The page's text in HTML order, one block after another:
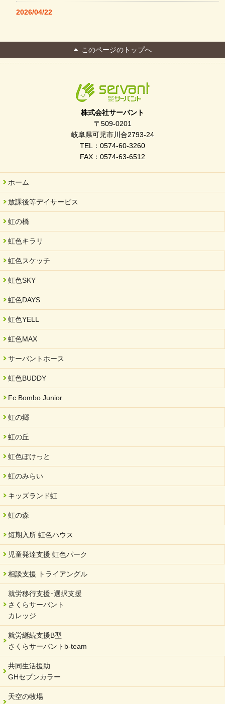
2026/04/22
FC Bombonera 岐阜県No.1
令和7年度 岐阜県スポーツ賞「FC Bombonera」
岐阜県「働いてもらい方改革」優良事例集に掲載されました
2025/06/10
未来会議 in 可児市 「斉藤まさゆき」
2025/05/07
2025年6月中旬 OPEN 放課後等デイサービス「Fc Bombo
2025/03/01
餅つき大会を開催しました
2025/01/31
「可児の企業魅力発見フェア」に出展しました
就労継続支援B型「エコボール」事業を始めました
2024/09/10
2024/08/26
2024/08/01
夏休み学習支援・可茂自悠学舎
2024/07/03
中部学院大学「現代福祉マネジメント」ゲスト講師
2024/04/17
SDGs発表会・研修会
2024/04/05
中学生向けのフリースクール「可茂自悠学舎」開設
2024/04/01
を開催しました。
2024/02/20
2024/02/02
岐阜県 ワーク・ライフ・バランス推進エクセレント企業認定
2024/01/15
令和6年能登半島地震被災者支援において
2023/12/29
年末年始のお知らせ
2023/12/18
北方支店・保護者交流会「収穫祭」
このページのトップへ
株式会社サーバント
〒509-0201
岐阜県可児市川合2793-24
TEL：0574-60-3260
FAX：0574-63-6512
ホーム
放課後等デイサービス
虹の橋
虹色キラリ
虹色スケッチ
虹色SKY
虹色DAYS
虹色YELL
虹色MAX
サーバントホース
虹色BUDDY
Fc Bombo Junior
虹の郷
虹の丘
虹色ぽけっと
虹のみらい
キッズランド虹
虹の森
短期入所 虹色ハウス
児童発達支援 虹色パーク
相談支援 トライアングル
就労移行支援･選択支援
さくらサーバント
カレッジ
就労継続支援B型
さくらサーバントb-team
共同生活援助
GHセブンカラー
天空の牧場